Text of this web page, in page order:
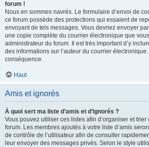
forum !
Nous en sommes navrés. Le formulaire d’envoi de
ce forum possède des protections qui essaient de
envoyant de tels messages. Vous devriez envoyer
une copie complète du courrier électronique que
administrateur du forum. Il est très important d’y
des informations sur l’auteur du courrier
conséquence.
Haut
Amis et ignorés
À quoi sert ma liste d’amis et d’ignorés ?
Vous pouvez utiliser ces listes afin d’organiser et
forum. Les membres ajoutés à votre liste d’amis
de contrôle de l’utilisateur afin de consulter
leur envoyer des messages privés. Selon le style